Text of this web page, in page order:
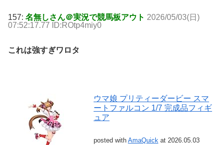
157: 名無しさん＠実況で競馬板アウト 2026/05/03(日)
07:52:17.77 ID:ROtp4miy0
これは強すぎワロタ
ウマ娘 プリティーダービー スマ
ートファルコン 1/7 完成品フィギ
ュア
posted with AmaQuick at 2026.05.03